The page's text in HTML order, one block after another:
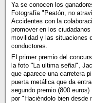
Ya se conocen los
Fotografía "Peatón, no
Accidentes con la
promover en los
movilidad y las situaciones
conductores.
El primer premio del
la foto "La ultima señal",
que aparece una carretera
puerta metálica que da
segundo premio (800
por "Haciéndolo bien desde